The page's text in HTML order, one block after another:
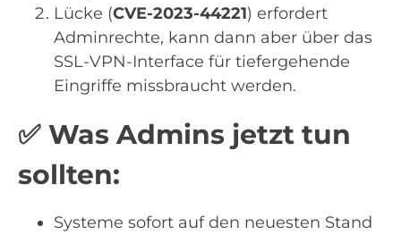
Lücke (CVE-2023-44221) erfordert
Adminrechte, kann dann aber über das
SSL-VPN-Interface für tiefergehende
Eingriffe missbraucht werden.
✅ Was Admins jetzt tun
sollten:
Systeme sofort auf den neuesten Stand